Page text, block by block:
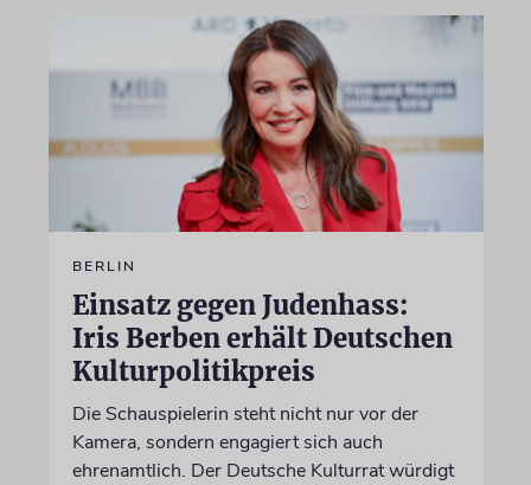
BERLIN
Einsatz gegen Judenhass:
Iris Berben erhält Deutschen
Kulturpolitikpreis
Die Schauspielerin steht nicht nur vor der
Kamera, sondern engagiert sich auch
ehrenamtlich. Der Deutsche Kulturrat würdigt